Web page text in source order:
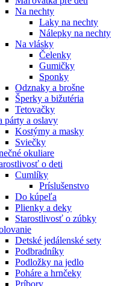
Na nechty
Laky na nechty
Nálepky na nechty
Na vlásky
Čelenky
Gumičky
Sponky
Odznaky a brošne
Šperky a bižutéria
Tetovačky
párty a oslavy
Kostýmy a masky
Sviečky
okuliare
o deti
Cumlíky
Príslušenstvo
Do kúpeľa
Plienky a deky
Starostlivosť o zúbky
Detské jedálenské sety
Podbradníky
Podložky na jedlo
Poháre a hrnčeky